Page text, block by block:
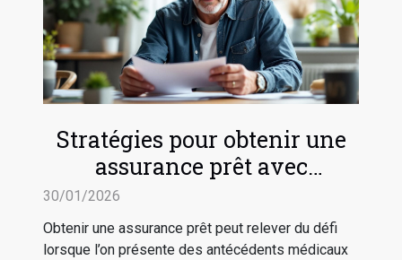
Stratégies pour obtenir une
assurance prêt avec
antécédents médicaux
complexes
30/01/2026
Obtenir une assurance prêt peut relever du défi
lorsque l’on présente des antécédents médicaux